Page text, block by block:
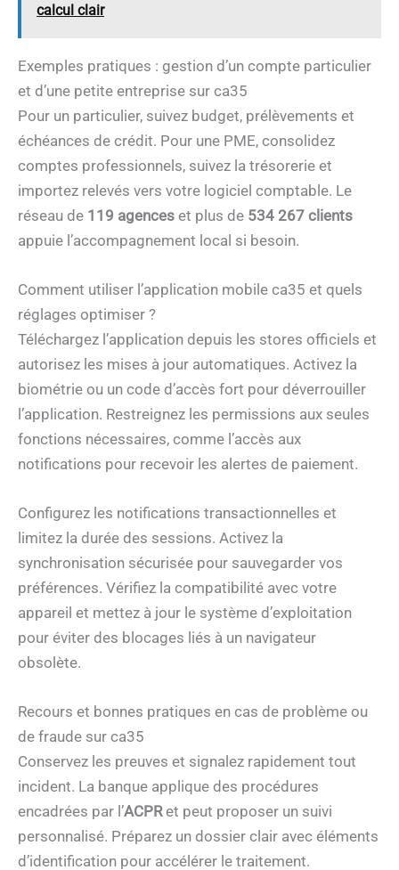
calcul clair
Exemples pratiques : gestion d’un compte particulier
et d’une petite entreprise sur ca35
Pour un particulier, suivez budget, prélèvements et
échéances de crédit. Pour une PME, consolidez
comptes professionnels, suivez la trésorerie et
importez relevés vers votre logiciel comptable. Le
réseau de 119 agences et plus de 534 267 clients
appuie l’accompagnement local si besoin.
Comment utiliser l’application mobile ca35 et quels
réglages optimiser ?
Téléchargez l’application depuis les stores officiels et
autorisez les mises à jour automatiques. Activez la
biométrie ou un code d’accès fort pour déverrouiller
l’application. Restreignez les permissions aux seules
fonctions nécessaires, comme l’accès aux
notifications pour recevoir les alertes de paiement.
Configurez les notifications transactionnelles et
limitez la durée des sessions. Activez la
synchronisation sécurisée pour sauvegarder vos
préférences. Vérifiez la compatibilité avec votre
appareil et mettez à jour le système d’exploitation
pour éviter des blocages liés à un navigateur
obsolète.
Recours et bonnes pratiques en cas de problème ou
de fraude sur ca35
Conservez les preuves et signalez rapidement tout
incident. La banque applique des procédures
encadrées par l’ACPRet peut proposer un suivi
personnalisé. Préparez un dossier clair avec éléments
d’identification pour accélérer le traitement.